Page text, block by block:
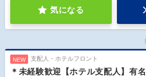
気になる
NEW 支配人・ホテルフロント
＊未経験歓迎【ホテル支配人】有